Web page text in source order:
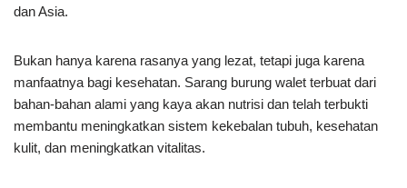
dan Asia.
Bukan hanya karena rasanya yang lezat, tetapi juga karena
manfaatnya bagi kesehatan. Sarang burung walet terbuat dari
bahan-bahan alami yang kaya akan nutrisi dan telah terbukti
membantu meningkatkan sistem kekebalan tubuh, kesehatan
kulit, dan meningkatkan vitalitas.